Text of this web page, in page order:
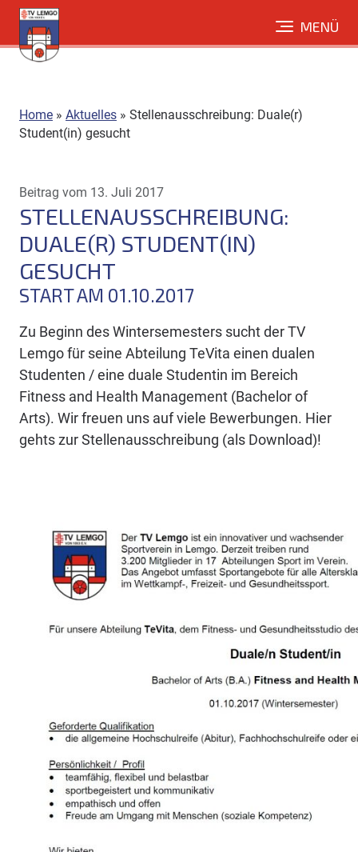
Direkt
zum
Inhalt
MENÜ
Home » Aktuelles » Stellenausschreibung: Duale(r)
Student(in) gesucht
Beitrag vom 13. Juli 2017
STELLENAUSSCHREIBUNG:
DUALE(R) STUDENT(IN)
GESUCHT
START AM 01.10.2017
Zu Beginn des Wintersemesters sucht der TV
Lemgo für seine Abteilung TeVita einen dualen
Studenten / eine duale Studentin im Bereich
Fitness and Health Management (Bachelor of
Arts). Wir freuen uns auf viele Bewerbungen. Hier
gehts zur Stellenausschreibung (als Download)!